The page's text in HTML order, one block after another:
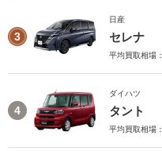
3
日産
セレナ
平均買取相場：
4
ダイハツ
タント
平均買取相場：